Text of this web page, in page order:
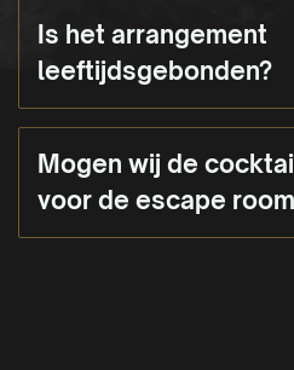
Is het arrangement
leeftijdsgebonden?
Mogen wij de
voor de escape